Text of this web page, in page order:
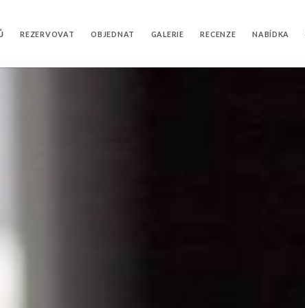
REZERVOVAT OBJEDNAT GALERIE RECENZE NABÍDKA